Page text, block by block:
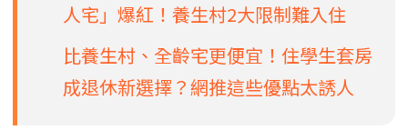
人宅」爆紅！養生村2大限制難入住
比養生村、全齡宅更便宜！住學生套房
成退休新選擇？網推這些優點太誘人